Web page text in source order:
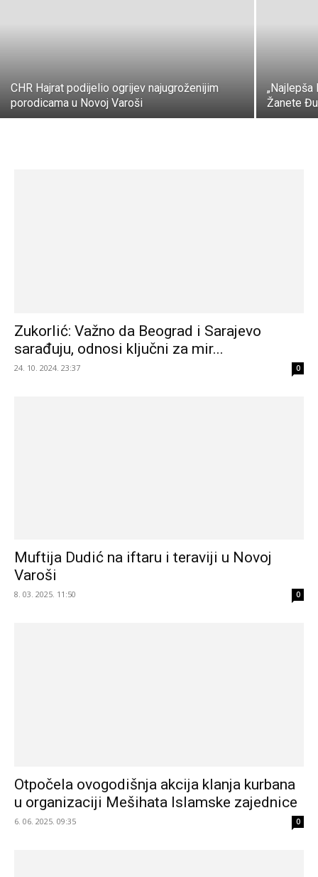
CHR Hajrat podijelio ogrijev najugroženijim
porodicama u Novoj Varoši
Žanete
Zukorlić: Važno da Beograd i Sarajevo
sarađuju, odnosi ključni za mir...
24. 10. 2024. 23:37 0
Muftija Dudić na iftaru i teraviji u Novoj
Varoši
8. 03. 2025. 11:50 0
Otpočela ovogodišnja akcija klanja kurbana
u organizaciji Mešihata Islamske zajednice
6. 06. 2025. 09:35 0